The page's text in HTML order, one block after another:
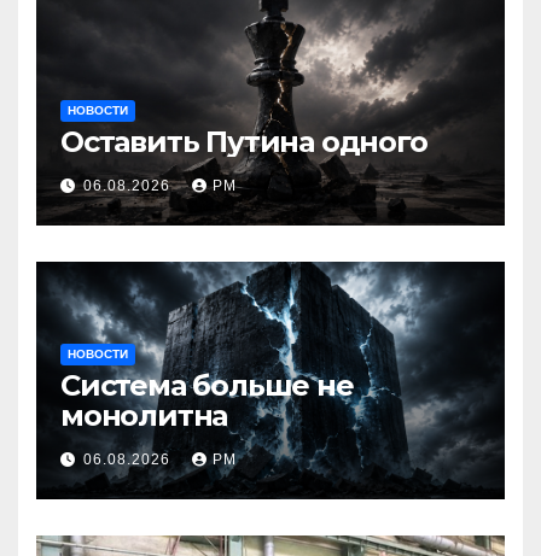
НОВОСТИ
Оставить Путина одного
06.08.2026 РМ
НОВОСТИ
Система больше не
монолитна
06.08.2026 РМ